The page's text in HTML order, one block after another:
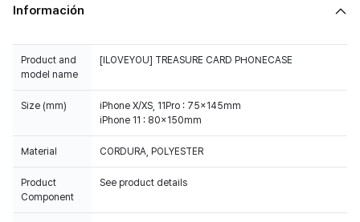
Información
Product and
model name
[ILOVEYOU] TREASURE CARD PHONECASE
Size (mm)
iPhone X/XS, 11Pro : 75x145mm
iPhone 11 : 80x150mm
Material CORDURA, POLYESTER
Product
Component
See product details